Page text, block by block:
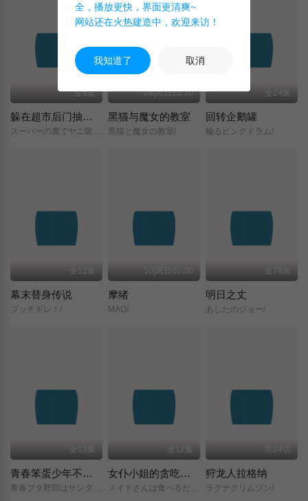
全6集
躲在超市后门抽烟的两人
スーパーの裏でヤニ吸うふたり/
08|周日23:30
黑猫与魔女的教室
黒猫と魔女の教室/
全24集
回转企鹅罐
輪るピングドラム/
全12集
幕末替身传说
ブッチギレ！/
10|周日00:00
摩绪
MAO/
全79集
明日之丈
あしたのジョー/
全13集
青春笨蛋少年不做圣诞服女郎的梦
全12集
女仆小姐的贪吃日常
メイドさんは食べるだけ/
共24话
狩龙人拉格纳
ラグナクリムゾン/
全，播放更快，界面更清爽~
网站还在火热建造中，欢迎来访！
我知道了 取消